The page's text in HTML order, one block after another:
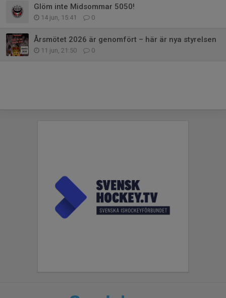
Glöm inte Midsommar 5050!
14 jun, 15:41 0
Årsmötet 2026 är genomfört – här är nya styrelsen
11 jun, 21:50 0